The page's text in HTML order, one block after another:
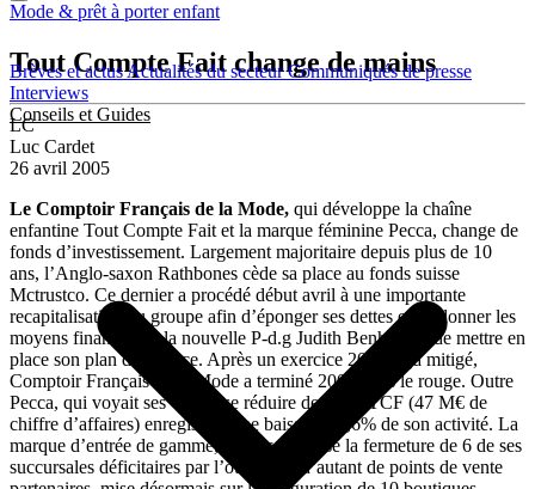
Brèves et actusActualités du secteurCommuniqués de presse
Interviews
Conseils et Guides
Mode & prêt à porter enfant
Tout Compte Fait change de mains
LC
Luc Cardet
26 avril 2005
Le Comptoir Français de la Mode, qui développe la chaîne
enfantine Tout Compte Fait et la marque féminine Pecca, change de
fonds d’investissement. Largement majoritaire depuis plus de 10
ans, l’Anglo-saxon Rathbones cède sa place au fonds suisse
Mctrustco. Ce dernier a procédé début avril à une importante
recapitalisation du groupe afin d’éponger ses dettes et de donner les
moyens financiers à la nouvelle P-d.g Judith Benhamou de mettre en
place son plan de relance. Après un exercice 2003 déjà mitigé,
Comptoir Français de la Mode a terminé 2004 dans le rouge. Outre
Pecca, qui voyait ses ventes se réduire de 10%, TCF (47 M€ de
chiffre d’affaires) enregistrait une baisse de 2,6% de son activité. La
marque d’entrée de gamme, qui a compensé la fermeture de 6 de ses
succursales déficitaires par l’ouverture d‘autant de points de vente